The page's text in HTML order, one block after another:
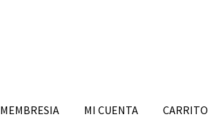
MEMBRESIA MI CUENTA CARRITO